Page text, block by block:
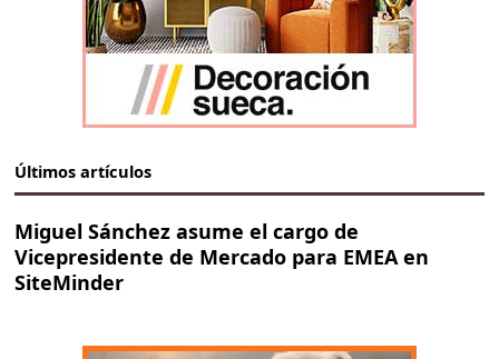
Últimos artículos
Miguel Sánchez asume el cargo de
Vicepresidente de Mercado para EMEA en
SiteMinder